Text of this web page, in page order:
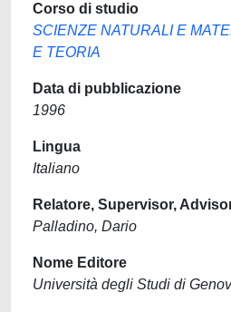
Corso di studio
SCIENZE NATURALI E
E TEORIA
Data di pubblicazione
1996
Lingua
Italiano
Relatore, Supervisor,
Palladino, Dario
Nome Editore
Università degli Studi di